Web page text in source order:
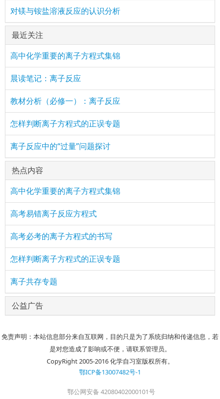
对镁与铵盐溶液反应的认识分析
最近关注
高中化学重要的离子方程式集锦
晨读笔记：离子反应
教材分析（必修一）：离子反应
怎样判断离子方程式的正误专题
离子反应中的“过量”问题探讨
热点内容
高中化学重要的离子方程式集锦
高考易错离子反应方程式
高考必考的离子方程式的书写
怎样判断离子方程式的正误专题
离子共存专题
公益广告
免责声明：本站信息部分来自互联网，目的只是为了系统归纳和传递信息，若
是对您造成了影响或不便，请联系管理员。
CopyRight 2005-2016 化学自习室版权所有。
鄂ICP备13007482号-1
鄂公网安备 42080402000101号